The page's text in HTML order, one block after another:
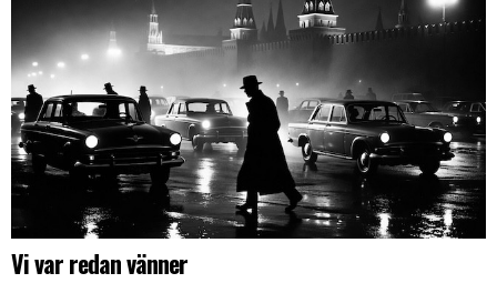
Vi var redan vänner